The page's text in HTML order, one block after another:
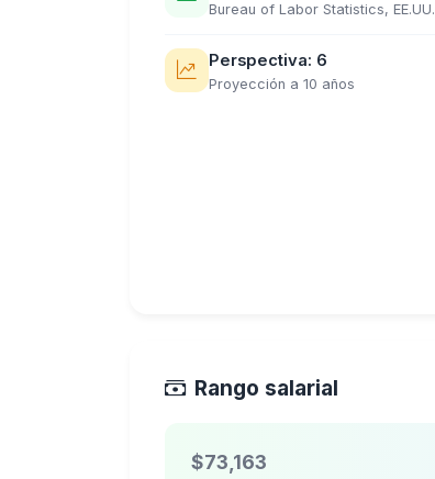
Bureau of Labor Statistics, EE.UU.
Perspectiva: 6
Proyección a 10 años
Rango salarial
$73,163